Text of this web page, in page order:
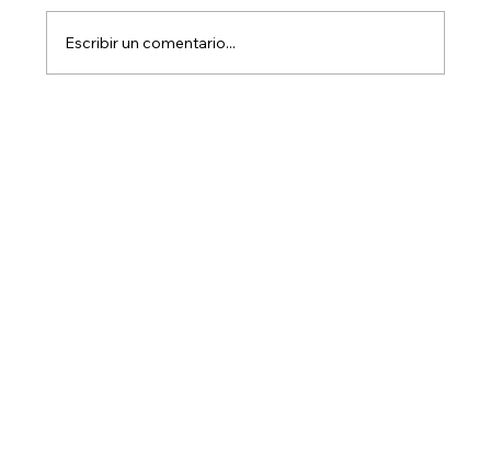
Escribir un comentario...